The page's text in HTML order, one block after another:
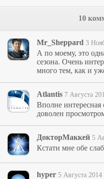
10
Mr_Sheppard 3
А по моему, это
сезона. Очень
много тем, как и
Atlantis 7 Августа
Вполне интересная
доволен
ДокторМаккей 5
Кстати мне обе
hyper 5 Августа